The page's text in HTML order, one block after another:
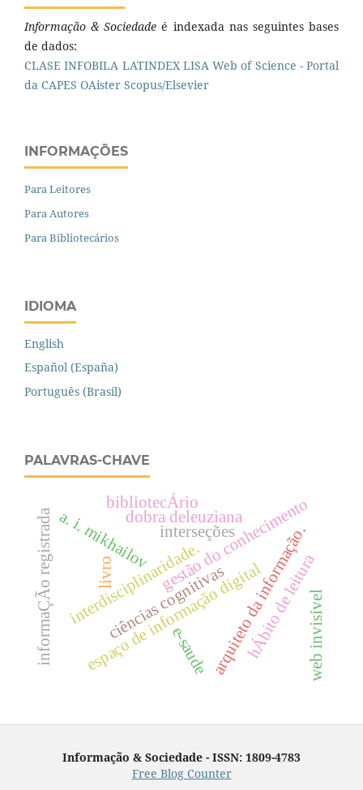
Informação & Sociedadeé indexada nas seguintes bases
de dados:
CLASE INFOBILA LATINDEX LISA Web of Science - Portal
da CAPES OAister Scopus/Elsevier
INFORMAÇÕES
Para Leitores
Para Autores
Para Bibliotecários
IDIOMA
English
Español (España)
Português (Brasil)
PALAVRAS-CHAVE
gestão do conhecimento
interdisciplinaridade.arquiteto da informação.
espaço de informação digital
interseções
ciências cognitivas
a. i. mikhailovdobra deleuziana
hÁbito de leitura
livro
bibliotecÁrio
informaÇÃo registrada web invisível
e-saude
Informação & Sociedade - ISSN: 1809-4783
Free Blog Counter